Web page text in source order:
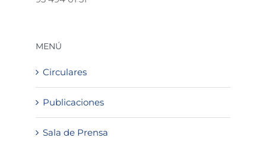
MENÚ
Circulares
Publicaciones
Sala de Prensa